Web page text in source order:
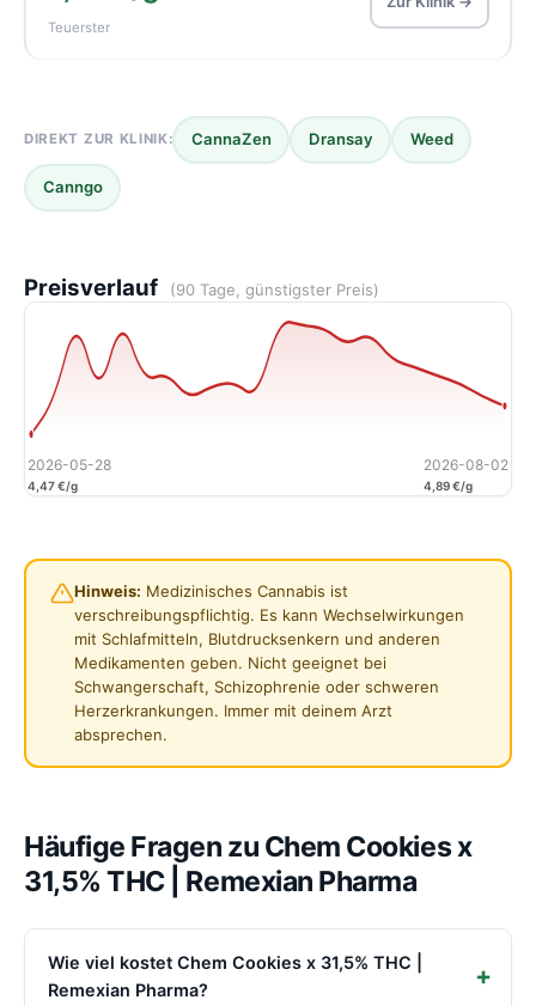
Teuerster
DIREKT ZUR KLINIK: CannaZen Dransay Weed
Canngo
Preisverlauf (90 Tage, günstigster Preis)
2026-05-28
4,47 €/g
2026-08-02
4,89 €/g
Hinweis: Medizinisches Cannabis ist
verschreibungspflichtig. Es kann Wechselwirkungen
mit Schlafmitteln, Blutdrucksenkern und anderen
Medikamenten geben. Nicht geeignet bei
Schwangerschaft, Schizophrenie oder schweren
Herzerkrankungen. Immer mit deinem Arzt
absprechen.
Häufige Fragen zu Chem Cookies x
31,5% THC | Remexian Pharma
Wie viel kostet Chem Cookies x 31,5% THC |
Remexian Pharma?